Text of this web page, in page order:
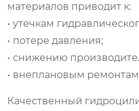
материалов приводит к:
• утечкам
• потере давления;
• снижению
• внеплановым
Качественный